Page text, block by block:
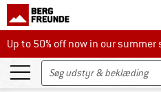
Up to 50% off now in our summer
Up to 50% off now in our